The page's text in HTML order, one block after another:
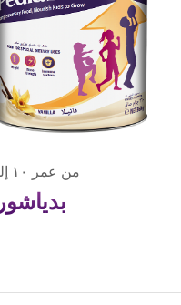
من عمر ١٠ إلى ١٥ سنة
بدياشور